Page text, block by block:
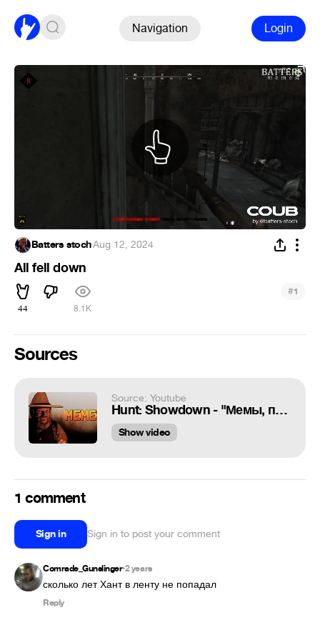
Navigation Login
Batters stoch·Aug 12, 2024
All fell down
44 8.1K
#1
Sources
Source: Youtube
Hunt: Showdown - "Мемы, приколы, фейлы"
Show video
1 comment
Sign in Sign in to post your comment
Comrade_Gunslinger•2 years
сколько лет Хант в ленту не попадал
Reply